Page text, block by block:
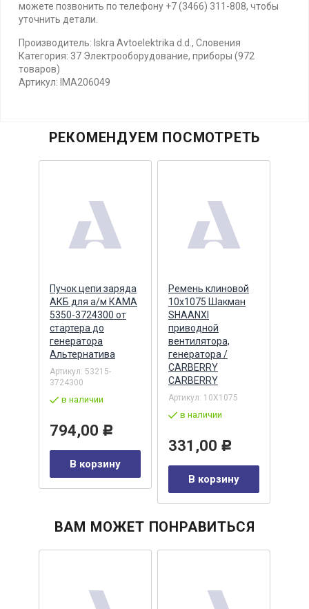
можете позвонить по телефону +7 (3466) 311-808, чтобы
уточнить детали.
Производитель: Iskra Avtoelektrika d.d., Словения
Категория: 37 Электрооборудование, приборы (972
товаров)
Артикул: IMA206049
РЕКОМЕНДУЕМ ПОСМОТРЕТЬ
Пучок цепи заряда
АКБ для а/м КАМА
5350-3724300 от
стартера до
генератора
Альтернатива
Артикул: 53215-
3724300
в наличии
794,00 Р
В корзину
Ремень клиновой
10х1075 Шакман
SHAANXI
приводной
вентилятора,
генератора /
CARBERRY
CARBERRY
Артикул: 10Х1075
в наличии
331,00 Р
В корзину
ВАМ МОЖЕТ ПОНРАВИТЬСЯ